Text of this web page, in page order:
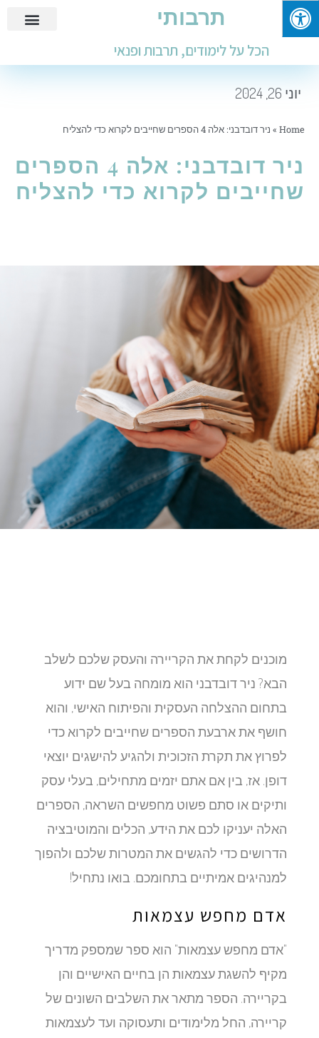
תרבותי
הכל על לימודים, תרבות ופנאי
יוני 26, 2024
Home
»ניר דובדבני: אלה 4 הספרים שחייבים לקרוא כדי להצליח
ניר דובדבני: אלה 4 הספרים
שחייבים לקרוא כדי להצליח
מוכנים לקחת את הקריירה והעסק שלכם לשלב
הבא? ניר דובדבני הוא מומחה בעל שם ידוע
בתחום ההצלחה העסקית והפיתוח האישי, והוא
חושף את ארבעת הספרים שחייבים לקרוא כדי
לפרוץ את תקרת הזכוכית ולהגיע להישגים יוצאי
דופן. אז, בין אם אתם יזמים מתחילים, בעלי עסק
ותיקים או סתם פשוט מחפשים השראה, הספרים
האלה יעניקו לכם את הידע, הכלים והמוטיבציה
הדרושים כדי להגשים את המטרות שלכם ולהפוך
למנהיגים אמיתיים בתחומכם. בואו נתחיל!
אדם מחפש עצמאות
"אדם מחפש עצמאות" הוא ספר שמספק מדריך
מקיף להשגת עצמאות הן בחיים האישיים והן
בקריירה. הספר מתאר את השלבים השונים של
קריירה, החל מלימודים ותעסוקה ועד לעצמאות